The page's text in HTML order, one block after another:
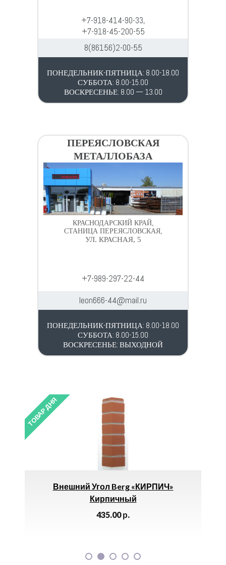
+7-918-414-90-33,
+7-918-45-200-55
8(86156)2-00-55
ПОНЕДЕЛЬНИК-ПЯТНИЦА: 8.00-18.00
СУББОТА: 8.00-15.00
ВОСКРЕСЕНЬЕ: 8.00 — 13.00
ПЕРЕЯСЛОВСКАЯ
МЕТАЛЛОБАЗА
КРАСНОДАРСКИЙ КРАЙ,
СТАНИЦА ПЕРЕЯСЛОВСКАЯ,
УЛ. КРАСНАЯ, 5
+7-989-297-22-44
leon666-44@mail.ru
ПОНЕДЕЛЬНИК-ПЯТНИЦА: 8.00-18.00
СУББОТА: 8.00-15.00
ВОСКРЕСЕНЬЕ: ВЫХОДНОЙ
ТОВАР ДНЯ
Внешний Угол Berg «КИРПИЧ»
Кирпичный
435.00р.